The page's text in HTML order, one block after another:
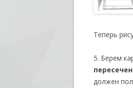
Теперь
5. Берем
должен